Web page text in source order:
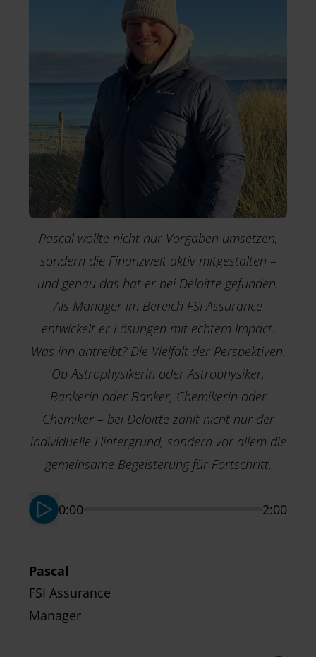
Pascal wollte nicht nur Vorgaben umsetzen,
sondern die Finanzwelt aktiv mitgestalten –
und genau das hat er bei Deloitte gefunden.
Als Manager im Bereich FSI Assurance
entwickelt er Lösungen mit echtem Impact.
Was ihn antreibt? Die Vielfalt der Perspektiven.
Ob Astrophysikerin oder Astrophysiker,
Bankerin oder Banker, Chemikerin oder
Chemiker – bei Deloitte zählt nicht nur der
individuelle Hintergrund, sondern vor allem die
gemeinsame Begeisterung für Fortschritt.
0:00 2:00
Pascal
FSI Assurance
Manager